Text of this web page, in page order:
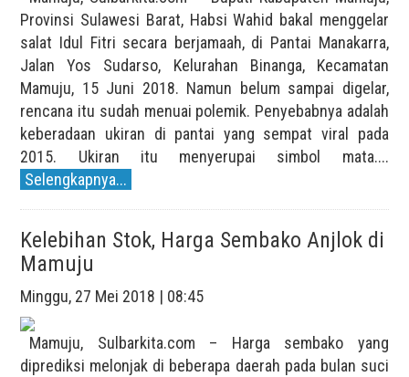
Provinsi Sulawesi Barat, Habsi Wahid bakal menggelar
salat Idul Fitri secara berjamaah, di Pantai Manakarra,
Jalan Yos Sudarso, Kelurahan Binanga, Kecamatan
Mamuju, 15 Juni 2018. Namun belum sampai digelar,
rencana itu sudah menuai polemik. Penyebabnya adalah
keberadaan ukiran di pantai yang sempat viral pada
2015. Ukiran itu menyerupai simbol mata....
Selengkapnya...
Kelebihan Stok, Harga Sembako Anjlok di
Mamuju
Minggu, 27 Mei 2018 | 08:45
Mamuju, Sulbarkita.com – Harga sembako yang
diprediksi melonjak di beberapa daerah pada bulan suci